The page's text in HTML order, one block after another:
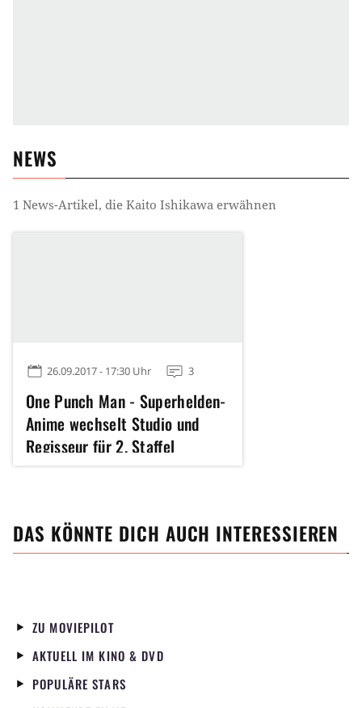
NEWS
1 News-Artikel, die Kaito Ishikawa erwähnen
26.09.2017 - 17:30 Uhr 3
One Punch Man - Superhelden-
Anime wechselt Studio und
Regisseur für 2. Staffel
DAS KÖNNTE DICH AUCH INTERESSIEREN
ZU MOVIEPILOT
AKTUELL IM KINO & DVD
POPULÄRE STARS